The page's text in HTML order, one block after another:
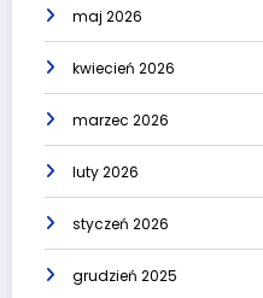
maj 2026
kwiecień 2026
marzec 2026
luty 2026
styczeń 2026
grudzień 2025